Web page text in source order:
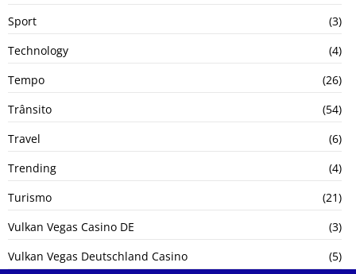
Sport
(3)
Technology
(4)
Tempo
(26)
Trânsito
(54)
Travel
(6)
Trending
(4)
Turismo
(21)
Vulkan Vegas Casino DE
(3)
Vulkan Vegas Deutschland Casino
(5)